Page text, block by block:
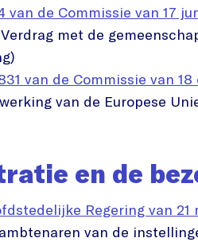
van de Commissie van 17
met de
van de Commissie van
van de Europese
en de
Regering van 21
van de